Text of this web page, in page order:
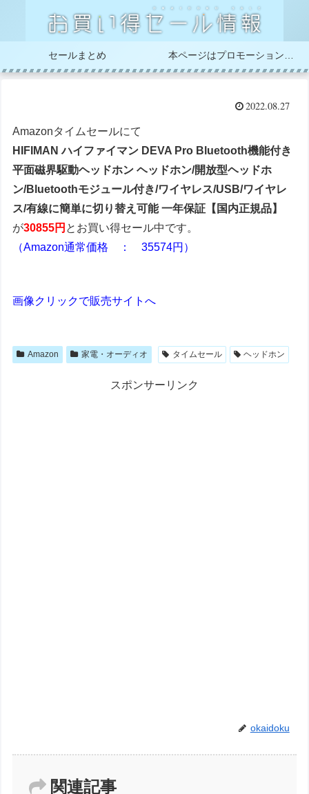
セールまとめ
2022.08.27
Amazonタイムセールにて
HIFIMAN ハイファイマン DEVA Pro Bluetooth機能付き
平面磁界駆動ヘッドホン ヘッドホン/開放型ヘッドホ
ン/Bluetoothモジュール付き/ワイヤレス/USB/ワイヤレ
ス/有線に簡単に切り替え可能 一年保証【国内正規品】
が30855円 とお買い得セール中です。
（Amazon通常価格 ： 35574円）
画像クリックで販売サイトへ
Amazon 家電・オーディオ タイムセール ヘッドホン
スポンサーリンク
okaidoku
関連記事